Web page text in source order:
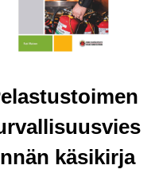
käsikirja